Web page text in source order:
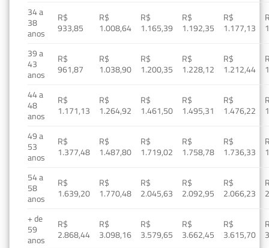
34 a
38
anos
R$
933,85
R$
1.008,64
R$
1.165,39
R$
1.192,35
R$
1.177,13
39 a
43
anos
R$
961,87
R$
1.038,90
R$
1.200,35
R$
1.228,12
R$
1.212,44
44 a
48
anos
R$
1.171,13
R$
1.264,92
R$
1.461,50
R$
1.495,31
R$
1.476,22
49 a
53
anos
R$
1.377,48
R$
1.487,80
R$
1.719,02
R$
1.758,78
R$
1.736,33
54 a
58
anos
R$
1.639,20
R$
1.770,48
R$
2.045,63
R$
2.092,95
R$
2.066,23
+ de
59
anos
R$
2.868,44
R$
3.098,16
R$
3.579,65
R$
3.662,45
R$
3.615,70